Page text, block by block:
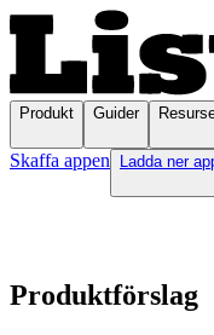
Produkt Guider
Skaffa appen Ladda ner
Produktförslag